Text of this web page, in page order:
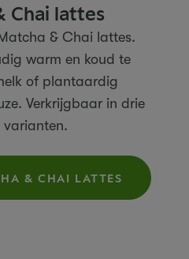
Chai lattes
& Chai lattes.
warm en koud te
of plantaardig
Verkrijgbaar in drie
varianten.
& CHAI LATTES